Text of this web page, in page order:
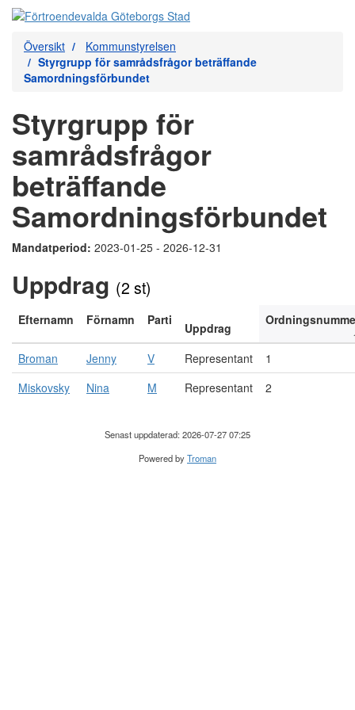
Översikt
Kommunstyrelsen
Styrgrupp för samrådsfrågor beträffande
Samordningsförbundet
Styrgrupp för
samrådsfrågor
beträffande
Samordningsförbundet
Mandatperiod: 2023-01-25 - 2026-12-31
Uppdrag (2 st)
Efternamn Förnamn Parti
Uppdrag
Broman Jenny V Representant
1
Miskovsky
Nina M Representant 2
Senast uppdaterad: 2026-07-27 07:25
Powered byTroman